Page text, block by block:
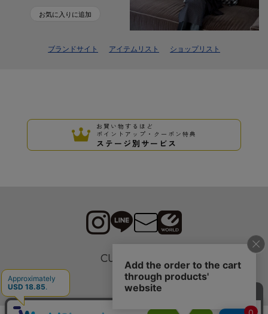
お気に入りに追加
ブランドサイト アイテムリスト ショップリスト
お買い物するほど
ポイントアップ・クーポン特典
ステージ別サービス
CUSTOMER
採用情報